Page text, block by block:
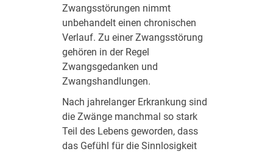
Zwangsstörungen nimmt
unbehandelt einen chronischen
Verlauf. Zu einer Zwangsstörung
gehören in der Regel
Zwangsgedanken und
Zwangshandlungen.
Nach jahrelanger Erkrankung sind
die Zwänge manchmal so stark
Teil des Lebens geworden, dass
das Gefühl für die Sinnlosigkeit